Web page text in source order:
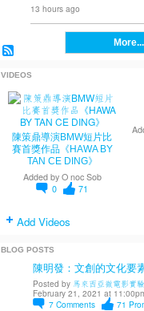
13 hours ago
More...
VIDEOS
陳策鼎導演BMW短片比
賽首獎作品《HAWA BY
TAN CE DING》
Added by O noc Sob
0
71
Add Videos
BLOG POSTS
陳明發：文創的文化要
Posted by 馬來西亞微電影實
February 21, 2021 at
7 Comments 71